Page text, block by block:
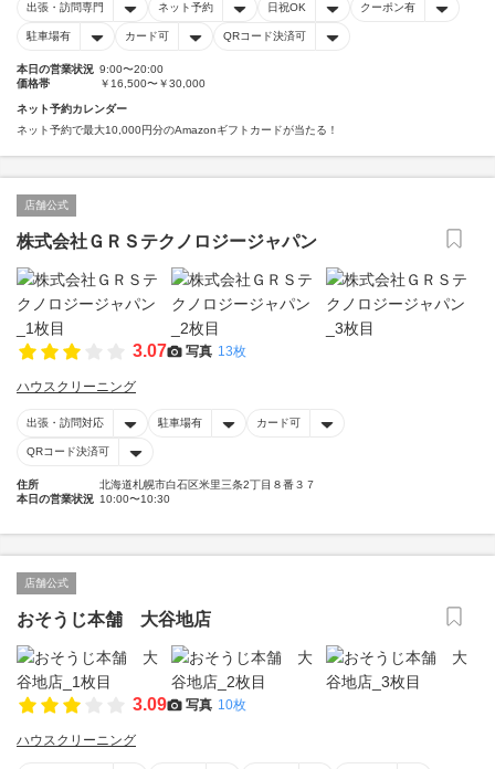
出張・訪問専門 ネット予約 日祝OK クーポン有
駐車場有 カード可 QRコード決済可
本日の営業状況 9:00〜20:00
価格帯
￥16,500〜￥30,000
ネット予約カレンダー
ネット予約で最大10,000円分のAmazonギフトカードが当たる！
店舗公式
株式会社ＧＲＳテクノロジージャパン
3.07 写真 13枚
ハウスクリーニング
出張・訪問対応 駐車場有 カード可
QRコード決済可
住所
北海道札幌市白石区米里三条2丁目８番３７
本日の営業状況 10:00〜10:30
店舗公式
おそうじ本舗 大谷地店
3.09 写真 10枚
ハウスクリーニング